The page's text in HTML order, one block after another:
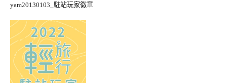
yam20130103_駐站玩家徽章